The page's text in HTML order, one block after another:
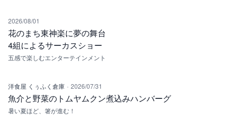
2026/08/01
花のまち東神楽に夢の舞台
4組によるサーカスショー
五感で楽しむエンターテインメント
洋食屋 くぅふく倉庫 · 2026/07/31
魚介と野菜のトムヤムクン煮込みハンバーグ
暑い夏ほど、箸が進む！